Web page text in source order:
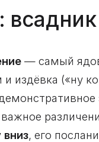
— самый
издёвка («ну
вниз, его